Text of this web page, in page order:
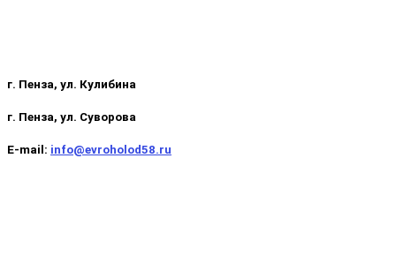
г. Пенза, ул. Кулибина
г. Пенза, ул. Суворова
E-mail: info@evroholod58.ru